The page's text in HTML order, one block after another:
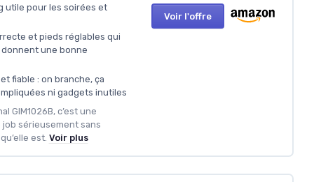
utile pour les soirées et
et pieds réglables qui
une bonne
fiable : on branche, ça
ni gadgets inutiles
GIM1026B, c’est une
job sérieusement sans
est. Voir plus
Voir l'offre